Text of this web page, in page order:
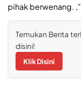
pihak berwenang.
Temukan Berita
disini!
Klik Disini